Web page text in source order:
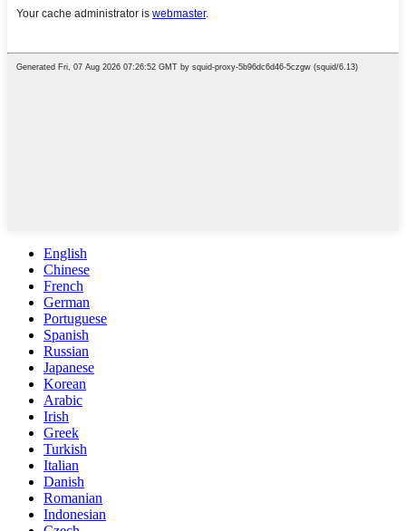
English
Chinese
French
German
Portuguese
Spanish
Russian
Japanese
Korean
Arabic
Irish
Greek
Turkish
Italian
Danish
Romanian
Indonesian